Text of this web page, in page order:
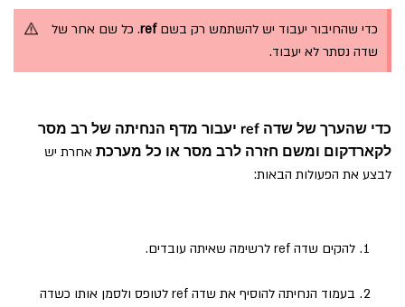
כדי שהחיבור יעבוד יש להשתמש רק בשםref. כל שם אחר של
שדה נסתר לא יעבוד.
כדי שהערך של שדה ref יעבור מדף הנחיתה של רב מסר
לקארדקום ומשם חזרה לרב מסר או כל מערכת אחרת יש
לבצע את הפעולות הבאות:
להקים שדה ref לרשימה שאיתה עובדים.
בעמוד הנחיתה להוסיף את שדה ref לטופס ולסמן אותו כשדה